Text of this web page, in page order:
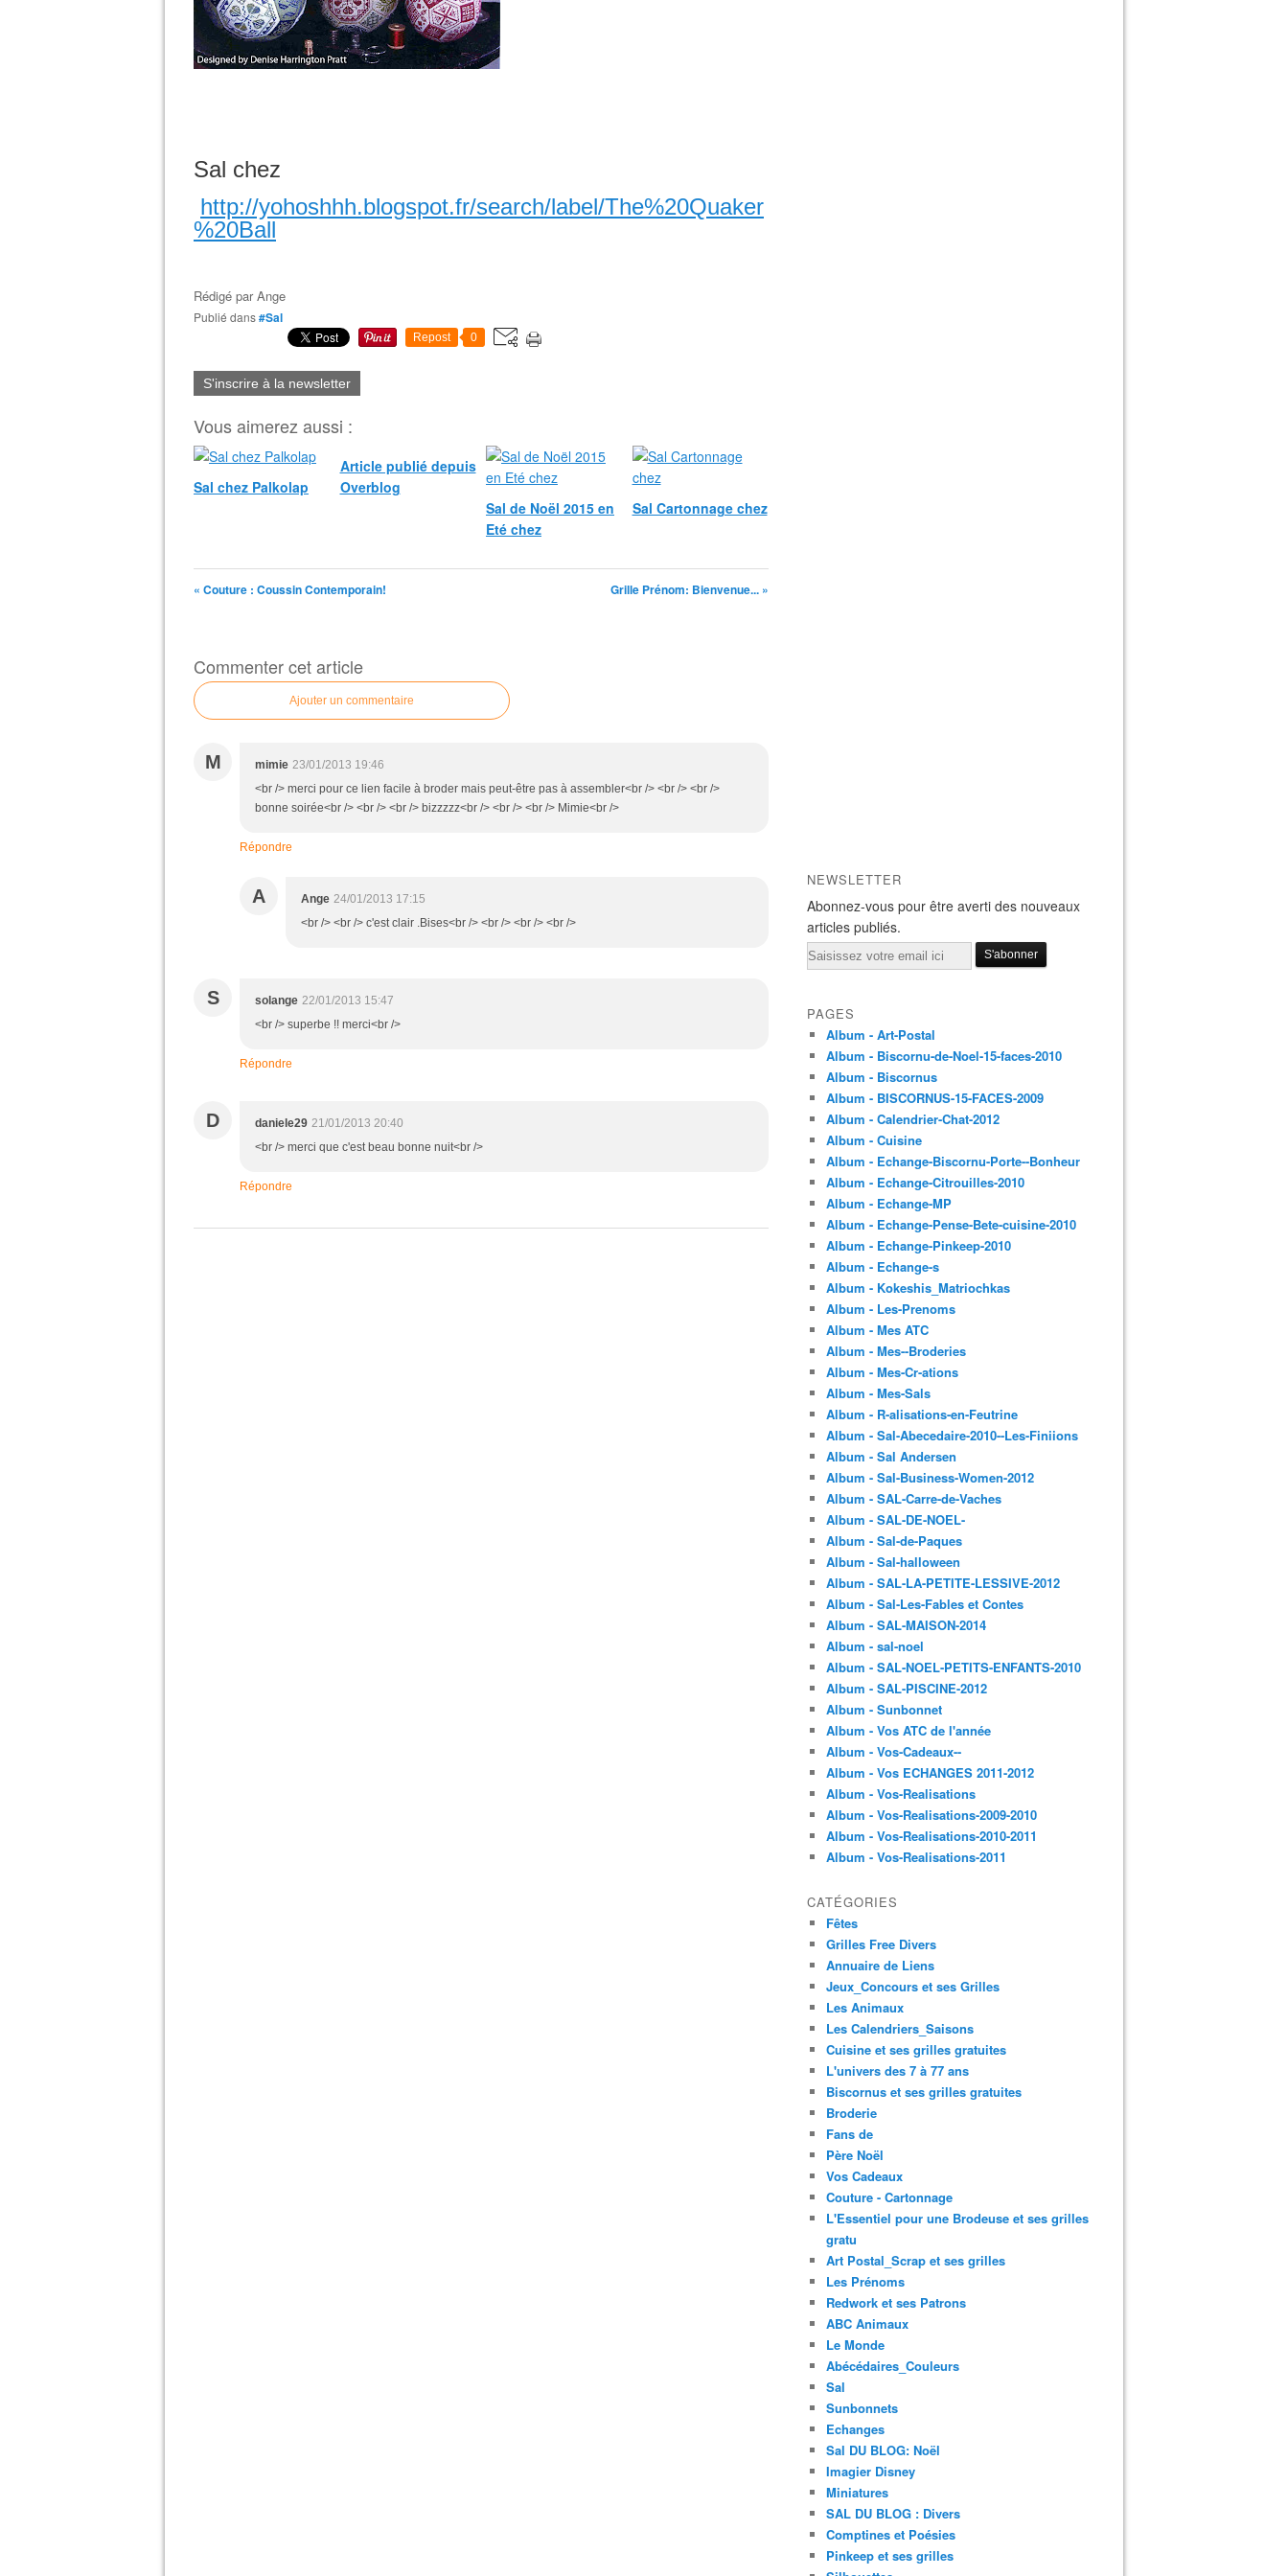
Sal chez
http://yohoshhh.blogspot.fr/search/label/The%20Quaker
%20Ball
Rédigé parAnge
Publié dans#Sal
Repost 0
S'inscrire à la newsletter
Vous aimerez aussi :
Sal chez Palkolap
Article publié depuis
Overblog
Sal de Noël 2015 en
Eté chez
Sal Cartonnage chez
« Couture : Coussin Contemporain! Grille Prénom: Bienvenue... »
Commenter cet article
Ajouter un commentaire
M mimie 23/01/2013 19:46
<br /> merci pour ce lien facile à broder mais peut-être pas à assembler<br /> <br /> <br />
bonne soirée<br /> <br /> <br /> bizzzzz<br /> <br /> <br /> Mimie<br />
Répondre
A Ange 24/01/2013 17:15
<br /> <br /> c'est clair .Bises<br /> <br /> <br /> <br />
S solange 22/01/2013 15:47
<br /> superbe !! merci<br />
Répondre
D daniele29 21/01/2013 20:40
<br /> merci que c'est beau bonne nuit<br />
Répondre
NEWSLETTER
Abonnez-vous pour être averti des nouveaux
articles publiés.
Email
PAGES
Album - Art-Postal
Album - Biscornu-de-Noel-15-faces-2010
Album - Biscornus
Album - BISCORNUS-15-FACES-2009
Album - Calendrier-Chat-2012
Album - Cuisine
Album - Echange-Biscornu-Porte--Bonheur
Album - Echange-Citrouilles-2010
Album - Echange-MP
Album - Echange-Pense-Bete-cuisine-2010
Album - Echange-Pinkeep-2010
Album - Echange-s
Album - Kokeshis_Matriochkas
Album - Les-Prenoms
Album - Mes ATC
Album - Mes--Broderies
Album - Mes-Cr-ations
Album - Mes-Sals
Album - R-alisations-en-Feutrine
Album - Sal-Abecedaire-2010--Les-Finiions
Album - Sal Andersen
Album - Sal-Business-Women-2012
Album - SAL-Carre-de-Vaches
Album - SAL-DE-NOEL-
Album - Sal-de-Paques
Album - Sal-halloween
Album - SAL-LA-PETITE-LESSIVE-2012
Album - Sal-Les-Fables et Contes
Album - SAL-MAISON-2014
Album - sal-noel
Album - SAL-NOEL-PETITS-ENFANTS-2010
Album - SAL-PISCINE-2012
Album - Sunbonnet
Album - Vos ATC de l'année
Album - Vos-Cadeaux--
Album - Vos ECHANGES 2011-2012
Album - Vos-Realisations
Album - Vos-Realisations-2009-2010
Album - Vos-Realisations-2010-2011
Album - Vos-Realisations-2011
CATÉGORIES
Fêtes
Grilles Free Divers
Annuaire de Liens
Jeux_Concours et ses Grilles
Les Animaux
Les Calendriers_Saisons
Cuisine et ses grilles gratuites
L'univers des 7 à 77 ans
Biscornus et ses grilles gratuites
Broderie
Fans de
Père Noël
Vos Cadeaux
Couture - Cartonnage
L'Essentiel pour une Brodeuse et ses grilles
gratu
Art Postal_Scrap et ses grilles
Les Prénoms
Redwork et ses Patrons
ABC Animaux
Le Monde
Abécédaires_Couleurs
Sal
Sunbonnets
Echanges
Sal DU BLOG: Noël
Imagier Disney
Miniatures
SAL DU BLOG : Divers
Comptines et Poésies
Pinkeep et ses grilles